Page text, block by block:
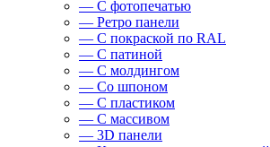
— С фотопечатью
— Ретро панели
— С покраской по RAL
— С патиной
— С молдингом
— Со шпоном
— С пластиком
— С массивом
— 3D панели